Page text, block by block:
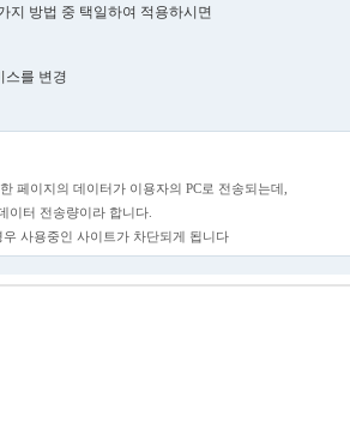
지 방법 중 택일하여 적용하시면
스를 변경
페이지의 데이터가 이용자의 PC로 전송되는데,
이터 전송량이라 합니다.
사용중인 사이트가 차단되게 됩니다